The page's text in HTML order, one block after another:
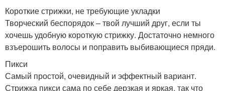
Короткие стрижки, не требующие укладки
Творческий беспорядок – твой лучший друг, если ты
хочешь удобную короткую стрижку. Достаточно немного
взъерошить волосы и поправить выбивающиеся пряди.
Пикси
Самый простой, очевидный и эффектный вариант.
Стрижка пикси сама по себе дерзкая и яркая, так что